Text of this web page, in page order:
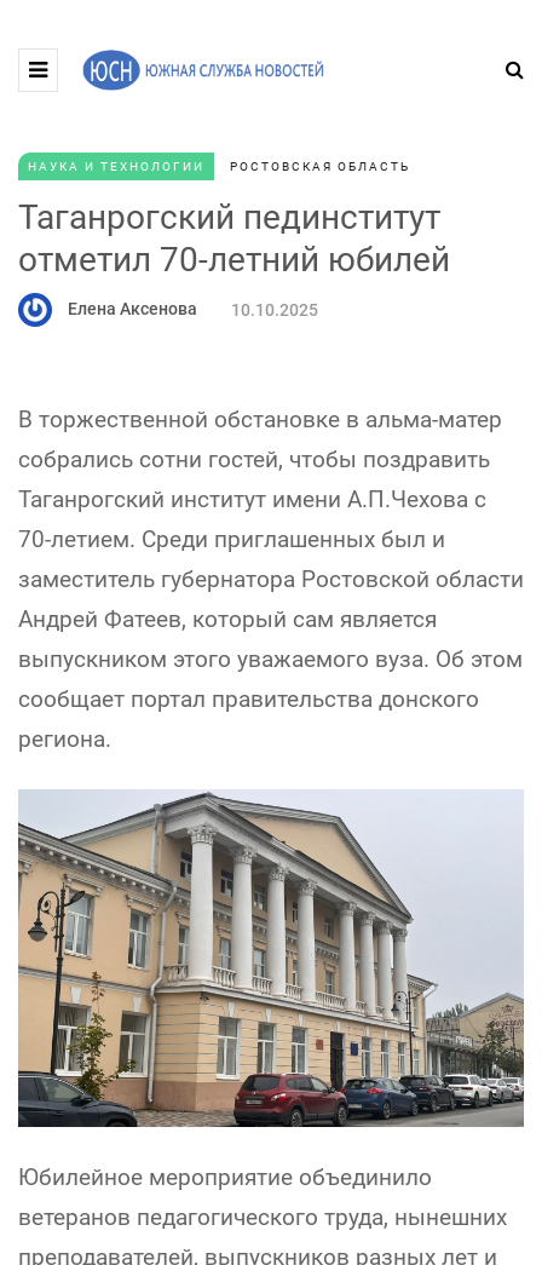
НАУКА И ТЕХНОЛОГИИ РОСТОВСКАЯ ОБЛАСТЬ
Таганрогский пединститут
отметил 70-летний юбилей
Елена Аксенова 10.10.2025
В торжественной обстановке в альма-матер
собрались сотни гостей, чтобы поздравить
Таганрогский институт имени А.П.Чехова с
70-летием. Среди приглашенных был и
заместитель губернатора Ростовской области
Андрей Фатеев, который сам является
выпускником этого уважаемого вуза. Об этом
сообщает портал правительства донского
региона.
Юбилейное мероприятие объединило
ветеранов педагогического труда, нынешних
преподавателей, выпускников разных лет и